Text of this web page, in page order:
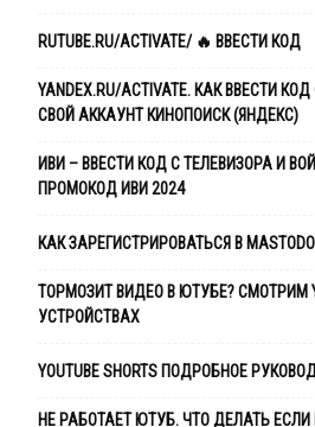
RUTUBE.RU/ACTIVATE/ 🔥 ВВЕСТИ КОД
YANDEX.RU/ACTIVATE. КАК ВВЕСТИ
СВОЙ АККАУНТ КИНОПОИСК (ЯНДЕКС)
ИВИ – ВВЕСТИ КОД С ТЕЛЕВИЗОРА И
ПРОМОКОД ИВИ 2024
КАК ЗАРЕГИСТРИРОВАТЬСЯ В
ТОРМОЗИТ ВИДЕО В ЮТУБЕ? ​СМОТРИМ
УСТРОЙСТВАХ
YOUTUBE SHORTS ПОДРОБНОЕ
НЕ РАБОТАЕТ ЮТУБ. ЧТО ДЕЛАТЬ ЕСЛИ